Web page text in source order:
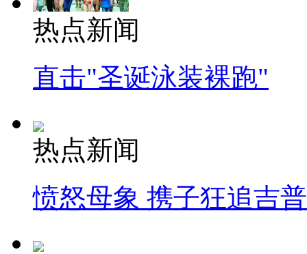
热点新闻
直击"圣诞泳装裸跑"
热点新闻
愤怒母象 携子狂追吉